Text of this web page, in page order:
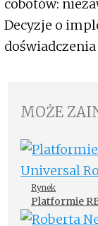
cobotów:
Decyzje o
doświadczenia
MOŻE
Rynek
Platformie
Robots